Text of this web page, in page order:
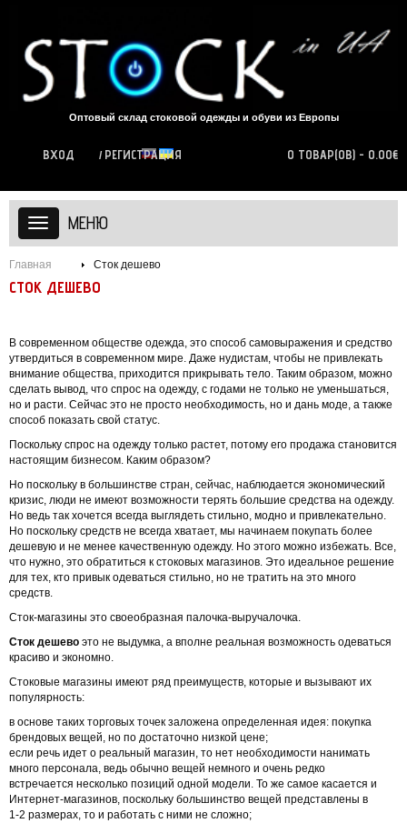
Оптовый склад стоковой одежды и обуви из Европы
0 ТОВАР(ОВ) - 0.00€
ВХОД РЕГИСТРАЦИЯ
МЕНЮ
Главная Сток дешево
СТОК ДЕШЕВО
В современном обществе одежда, это способ самовыражения и средство
утвердиться в современном мире. Даже нудистам, чтобы не привлекать
внимание общества, приходится прикрывать тело. Таким образом, можно
сделать вывод, что спрос на одежду, с годами не только не уменьшаться,
но и расти. Сейчас это не просто необходимость, но и дань моде, а также
способ показать свой статус.
Поскольку спрос на одежду только растет, потому его продажа становится
настоящим бизнесом. Каким образом?
Но поскольку в большинстве стран, сейчас, наблюдается экономический
кризис, люди не имеют возможности терять большие средства на одежду.
Но ведь так хочется всегда выглядеть стильно, модно и привлекательно.
Но поскольку средств не всегда хватает, мы начинаем покупать более
дешевую и не менее качественную одежду. Но этого можно избежать. Все,
что нужно, это обратиться к стоковых магазинов. Это идеальное решение
для тех, кто привык одеваться стильно, но не тратить на это много
средств.
Сток-магазины это своеобразная палочка-выручалочка.
Сток дешево это не выдумка, а вполне реальная возможность одеваться
красиво и экономно.
Стоковые магазины имеют ряд преимуществ, которые и вызывают их
популярность:
в основе таких торговых точек заложена определенная идея: покупка
брендовых вещей, но по достаточно низкой цене;
если речь идет о реальный магазин, то нет необходимости нанимать
много персонала, ведь обычно вещей немного и очень редко
встречается несколько позиций одной модели. То же самое касается и
Интернет-магазинов, поскольку большинство вещей представлены в
1-2 размерах, то и работать с ними не сложно;